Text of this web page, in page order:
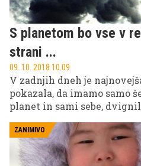
S planetom bo vse v
strani ...
09. 10. 2018 10.09
V zadnjih dneh je
pokazala, da imamo samo
planet in sami sebe,
bo zgodilo, če naredimo to,
znanstveniki?
ZANIMIVO